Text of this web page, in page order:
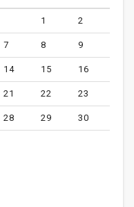
1 2
7 8 9
14 15 16
21 22 23
28 29 30